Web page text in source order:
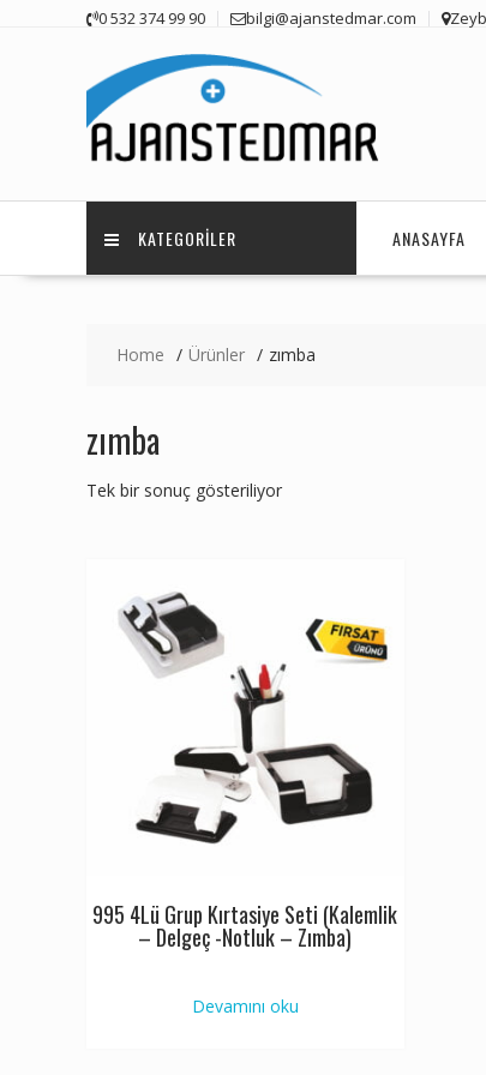
0 532 374 99 90 bilgi@ajanstedmar.com
KATEGORILER ANASAYFA
Home Ürünler zımba
zımba
Tek bir sonuç gösteriliyor
995 4Lü Grup Kırtasiye Seti (Kalemlik
– Delgeç -Notluk – Zımba)
Devamını oku